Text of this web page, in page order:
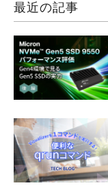
最近の記事